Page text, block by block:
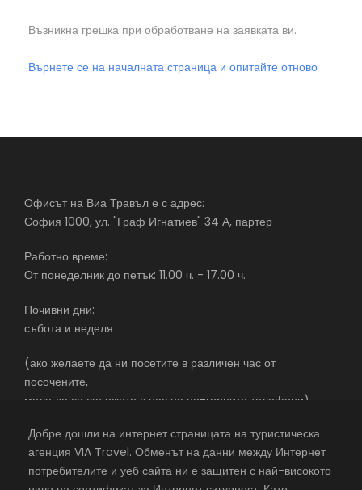
Възникна грешка при обработване на заявката ви.
Върнете се на началната страница и опитайте отново
Офисът на Виа Травъл е с адрес:
София 1000, ул. "Граф Игнатиев" 34 А, партер
Работно време:
От понеделник до петък: 11.00 ч. - 17.00 ч.
Почивни дни:
събота и неделя
(ако желаете да ни посетите в различен час от
посочените,
моля да се свържете с нас на по-горните телефони)
екскурзии в чужбина със самолет – почивки в чужбина –
Добре дошли на интернет страницата на туристическа
агенция VIA Travel. Обменът на данни между Интернет
потребителите и уеб сайта ни е защитен с най-високото